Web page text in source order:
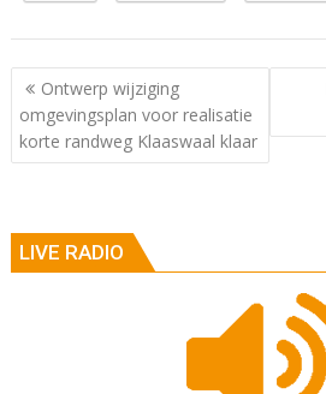
Berichtnavigatie
Ontwerp wijziging
omgevingsplan voor realisatie
korte randweg Klaaswaal klaar
LIVE RADIO